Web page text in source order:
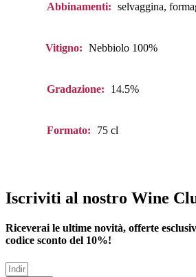
Abbinamenti: selvaggina,
Vitigno: Nebbiolo 100%
Gradazione: 14.5%
Formato: 75 cl
Iscriviti al nostro Wine
Riceverai le ultime novità, offerte
codice sconto del 10%!